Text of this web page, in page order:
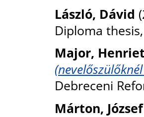
László, Dávid
Diploma
Major,
Debreceni
Márton, József